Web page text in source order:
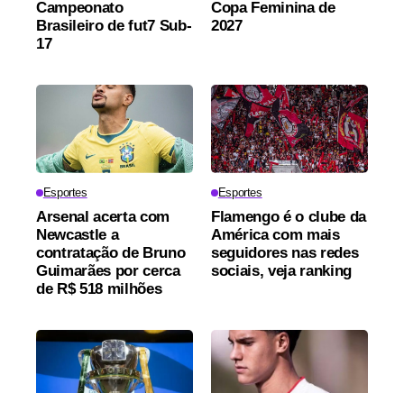
Campeonato
Brasileiro de fut7 Sub-
17
Copa Feminina de
2027
Esportes
Arsenal acerta com
Newcastle a
contratação de Bruno
Guimarães por cerca
de R$ 518 milhões
Esportes
Flamengo é o clube da
América com mais
seguidores nas redes
sociais, veja ranking